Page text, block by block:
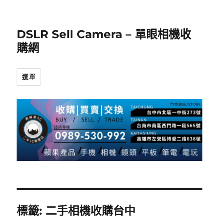
DSLR Sell Camera – 單眼相機收
購網
選單
標籤: 二手相機收購台中